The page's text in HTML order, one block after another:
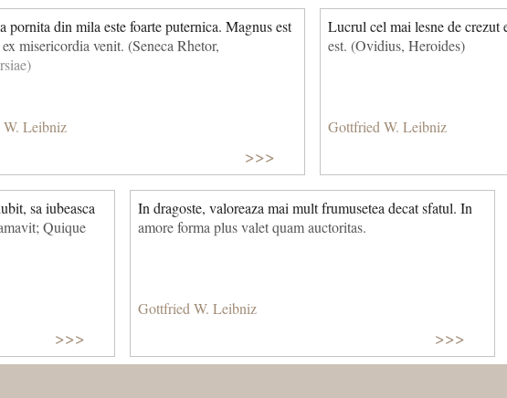
pornita din mila este foarte puternica. Magnus est
misericordia venit. (Seneca Rhetor,
Leibniz
>>>
Lucrul cel mai lesne de crezut
est. (Ovidius, Heroides)
Gottfried W. Leibniz
sa iubeasca
Quique
>>>
In dragoste, valoreaza mai mult frumusetea decat sfatul. In
amore forma plus valet quam auctoritas.
Gottfried W. Leibniz
>>>